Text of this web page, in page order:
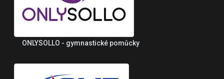
ONLYSOLLO - gymnastické pomůcky